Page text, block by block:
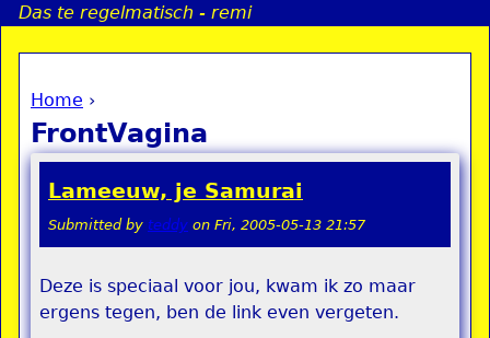
Jump to navigation
Das te regelmatisch - remi
You are here
Home ›
FrontVagina
Lameeuw, je Samurai
Submitted by teddy on Fri, 2005-05-13 21:57
Deze is speciaal voor jou, kwam ik zo maar
ergens tegen, ben de link even vergeten.